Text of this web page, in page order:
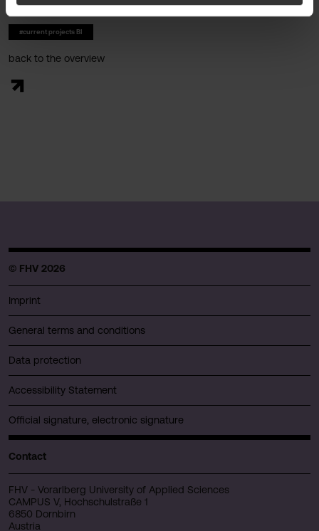
#current projects BI
back to the overview
© FHV 2026
Imprint
General terms and conditions
Data protection
Accessibility Statement
Official signature, electronic signature
Contact
FHV - Vorarlberg University of Applied Sciences
CAMPUS V, Hochschulstraße 1
6850 Dornbirn
Austria